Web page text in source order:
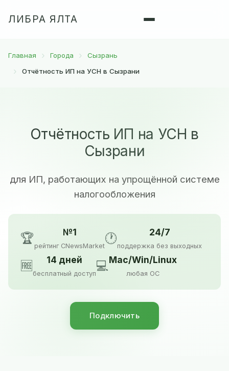
ЛИБРА ЯЛТА
Главная Города
Сызрань
Отчётность ИП на УСН в Сызрани
Отчётность ИП на УСН в
Сызрани
для ИП, работающих на упрощённой системе
налогообложения
🏆 №1
рейтинг CNewsMarket
🕐 24/7
поддержка без выходных
🆓 14 дней
бесплатный доступ
💻Mac/Win/Linux
любая ОС
Подключить